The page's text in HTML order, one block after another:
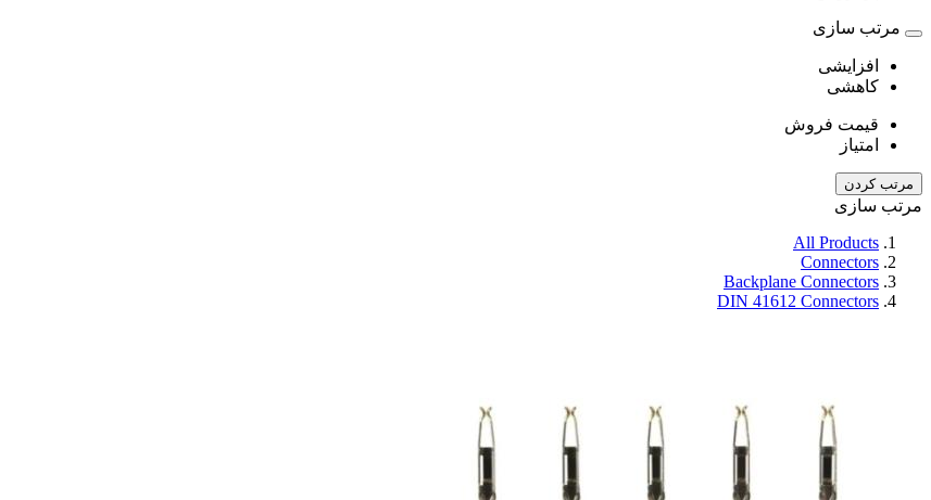
مرتب سازی
افزایشی
کاهشی
قیمت فروش
امتیاز
مرتب کردن
مرتب سازی
All Products
Connectors
Backplane Connectors
DIN 41612 Connectors